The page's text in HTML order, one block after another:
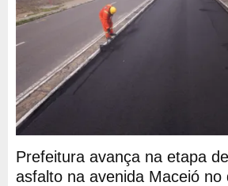
Prefeitura avança na etapa
asfalto na avenida Maceió no